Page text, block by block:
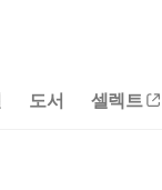
도서 셀렉트